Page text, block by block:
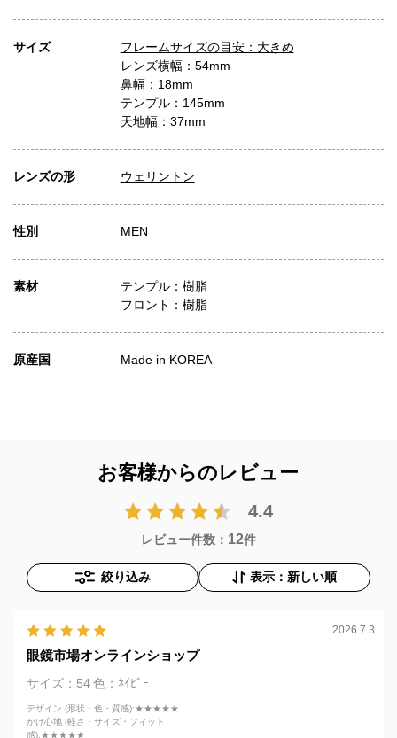
サイズ
フレームサイズの目安：大きめ
レンズ横幅：54mm
鼻幅：18mm
テンプル：145mm
天地幅：37mm
レンズの形 ウェリントン
性別 MEN
素材
テンプル：樹脂
フロント：樹脂
原産国 Made in KOREA
お客様からのレビュー
4.4
レビュー件数： 12件
絞り込み 表示：新しい順
2026.7.3
眼鏡市場オンラインショップ
サイズ：54色：ﾈｲﾋﾞｰ
デザイン (形状・色・質感):★★★★★
かけ心地 (軽さ・サイズ・フィット
感):★★★★★